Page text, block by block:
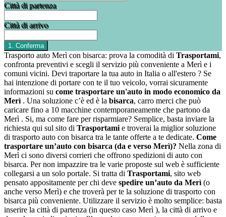
Città di partenza
Città di arrivo
Trasporto auto Merì con bisarca: prova la comodità di Trasportami,
confronta preventivi e scegli il servizio più conveniente a Merì e i
comuni vicini. Devi traportare la tua auto in Italia o all'estero ? Se
hai intenzione di portare con te il tuo veicolo, vorrai sicuramente
informazioni su come trasportare un'auto in modo economico da
Merì . Una soluzione c’è ed è la bisarca, carro merci che può
caricare fino a 10 macchine contemporaneamente che partono da
Merì . Si, ma come fare per risparmiare? Semplice, basta inviare la
richiesta qui sul sito di Trasportami e troverai la miglior soluzione
di trasporto auto con bisarca tra le tante offerte a te dedicate. Come
trasportare un’auto con bisarca (da e verso Merì)? Nella zona di
Merì ci sono diversi corrieri che offrono spedizioni di auto con
bisarca. Per non impazzire tra le varie proposte sul web è sufficiente
collegarsi a un solo portale. Si tratta di Trasportami, sito web
pensato appositamente per chi deve spedire un’auto da Merì (o
anche verso Merì) e che troverà per te la soluzione di trasporto con
bisarca più conveniente. Utilizzare il servizio è molto semplice: basta
inserire la città di partenza (in questo caso Merì ), la città di arrivo e